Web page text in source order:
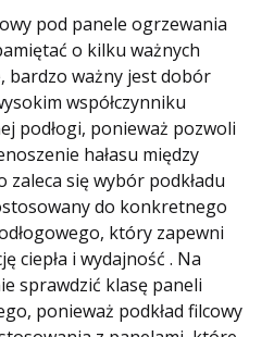
pod panele ogrzewania
o kilku ważnych
bardzo ważny jest dobór
współczynniku
podłogi, ponieważ pozwoli
hałasu między
zaleca się wybór podkładu
do konkretnego
który zapewni
ciepła i wydajność . Na
sprawdzić klasę paneli
ponieważ podkład filcowy